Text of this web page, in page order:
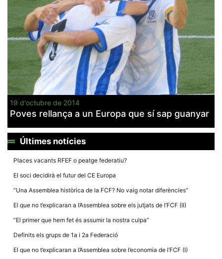
19 d'octubre de 2014
Poves rellança a un Europa que sí sap guanyar
Últimes notícies
Places vacants RFEF o peatge federatiu?
El soci decidirà el futur del CE Europa
“Una Assemblea històrica de la FCF? No vaig notar diferències”
El que no t’explicaran a l’Assemblea sobre els jutjats de l’FCF (II)
“El primer que hem fet és assumir la nostra culpa”
Definits els grups de 1a i 2a Federació
El que no t’explicaran a l’Assemblea sobre l’economia de l’FCF (I)
opcionals,
són
necessàries
per al
funcionament
tècnic de la